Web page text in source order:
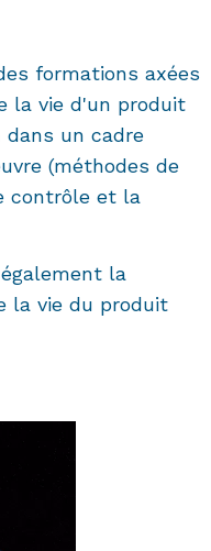
formations axées
la vie d'un produit
dans un cadre
(méthodes de
contrôle et la
la
la vie du produit